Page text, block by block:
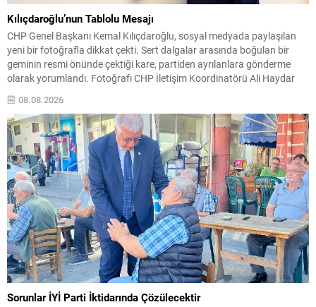
Kılıçdaroğlu’nun Tablolu Mesajı
CHP Genel Başkanı Kemal Kılıçdaroğlu, sosyal medyada paylaşılan
yeni bir fotoğrafla dikkat çekti. Sert dalgalar arasında boğulan bir
geminin resmi önünde çektiği kare, partiden ayrılanlara gönderme
olarak yorumlandı. Fotoğrafı CHP İletişim Koordinatörü Ali Haydar
Tunceli’den hediye edildiğini ifade etti. Paylaşımın Mesajı Fırat,
Kılıçdaroğlu’nun...
08.08.2026
Sorunlar İYİ Parti İktidarında Çözülecektir